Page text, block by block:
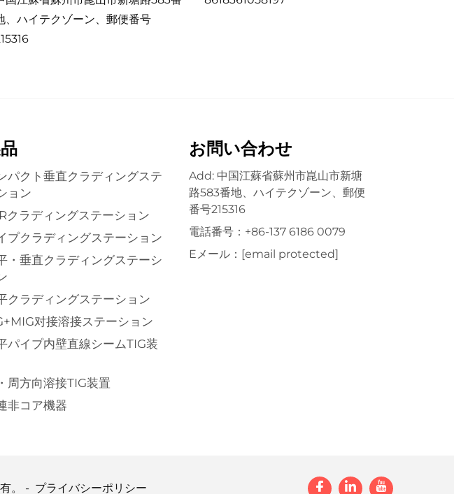
、ハイテクゾーン、郵便番号
パクト垂直クラディングステ
ョン
クラディングステーション
プクラディングステーション
・垂直クラディングステーシ
クラディングステーション
对接溶接ステーション
パイプ内壁直線シームTIG装
周方向溶接TIG装置
非コア機器
お問い合わせ
Add: 中国江蘇省蘇州市崑山市新塘
路583番地、ハイテクゾーン、郵便
番号215316
電話番号： +86-137 6186 0079
Eメール： [email protected]
。 - プライバシーポリシー